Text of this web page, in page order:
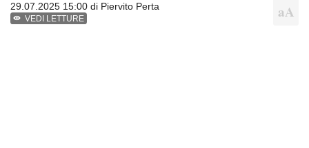
29.07.2025 15:00 di Piervito Perta
VEDI LETTURE